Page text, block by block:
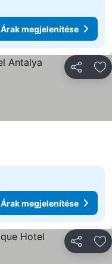
Árak megjelenítése
Árak megjelenítése